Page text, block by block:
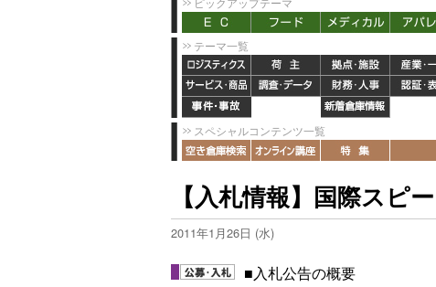
テーマ一覧
スペシャルコンテンツ一覧
【入札情報】国際スピ
2011年1月26日 (水)
■入札公告の概要